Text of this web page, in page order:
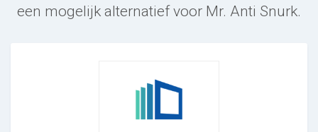
een mogelijk alternatief voor Mr. Anti Snurk.